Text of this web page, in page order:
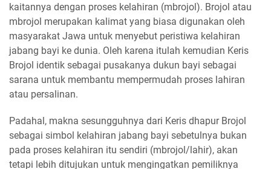
kaitannya dengan proses kelahiran (mbrojol). Brojol atau
mbrojol merupakan kalimat yang biasa digunakan oleh
masyarakat Jawa untuk menyebut peristiwa kelahiran
jabang bayi ke dunia. Oleh karena itulah kemudian Keris
Brojol identik sebagai pusakanya dukun bayi sebagai
sarana untuk membantu mempermudah proses lahiran
atau persalinan.
Padahal, makna sesungguhnya dari Keris dhapur Brojol
sebagai simbol kelahiran jabang bayi sebetulnya bukan
pada proses kelahiran itu sendiri (mbrojol/lahir), akan
tetapi lebih ditujukan untuk mengingatkan pemiliknya